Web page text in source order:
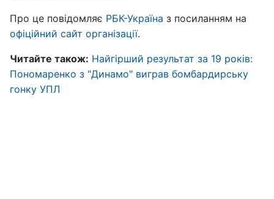
Про це повідомляє РБК-Україна з посиланням на
офіційний сайт організації.
Читайте також: Найгірший результат за 19 років:
Пономаренко з "Динамо" виграв бомбардирську
гонку УПЛ